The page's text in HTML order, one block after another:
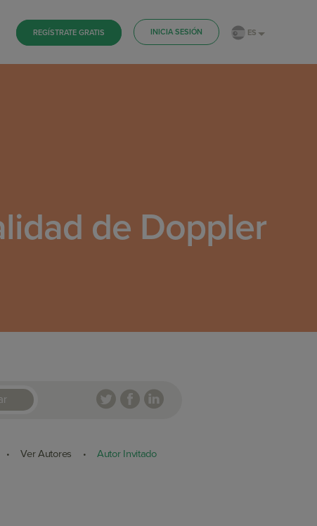
REGÍSTRATE GRATIS INICIA SESIÓN ES
de Doppler
• Ver Autores • Autor Invitado